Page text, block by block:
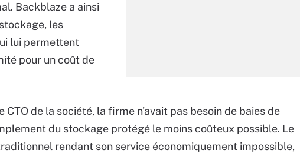
Backblaze a ainsi
les
lui permettent
pour un coût de
CTO de la société, la firme n'avait pas besoin de baies de
du stockage protégé le moins coûteux possible. Le
rendant son service économiquement impossible,